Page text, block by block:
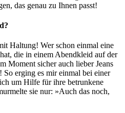
das genau zu Ihnen passt!
Haltung! Wer schon einmal eine
die in einem Abendkleid auf der
Moment sicher auch lieber Jeans
erging es mir einmal bei einer
um Hilfe für ihre betrunkene
sie nur: »Auch das noch,